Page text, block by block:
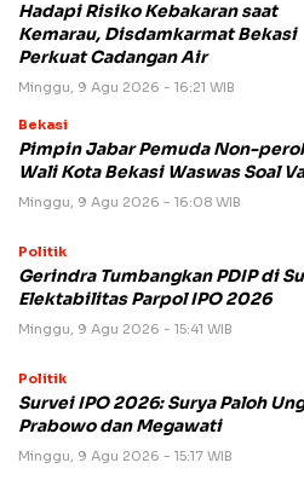
Hadapi Risiko Kebakaran saat
Kemarau, Disdamkarmat Bekasi
Perkuat Cadangan Air
Minggu, 9 Agu 2026 - 16:21 WIB
Bekasi
Pimpin Jabar Pemuda Non-
Wali Kota Bekasi Waswas Soal
Minggu, 9 Agu 2026 - 16:08 WIB
Politik
Gerindra Tumbangkan PDIP di
Elektabilitas Parpol IPO 2026
Minggu, 9 Agu 2026 - 15:41 WIB
Politik
Survei IPO 2026: Surya Paloh
Prabowo dan Megawati
Minggu, 9 Agu 2026 - 15:17 WIB